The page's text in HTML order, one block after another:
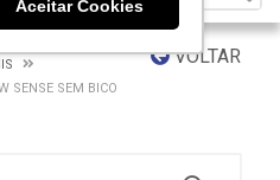
Aceitar Cookies
VOLTAR
SENSE SEM BICO